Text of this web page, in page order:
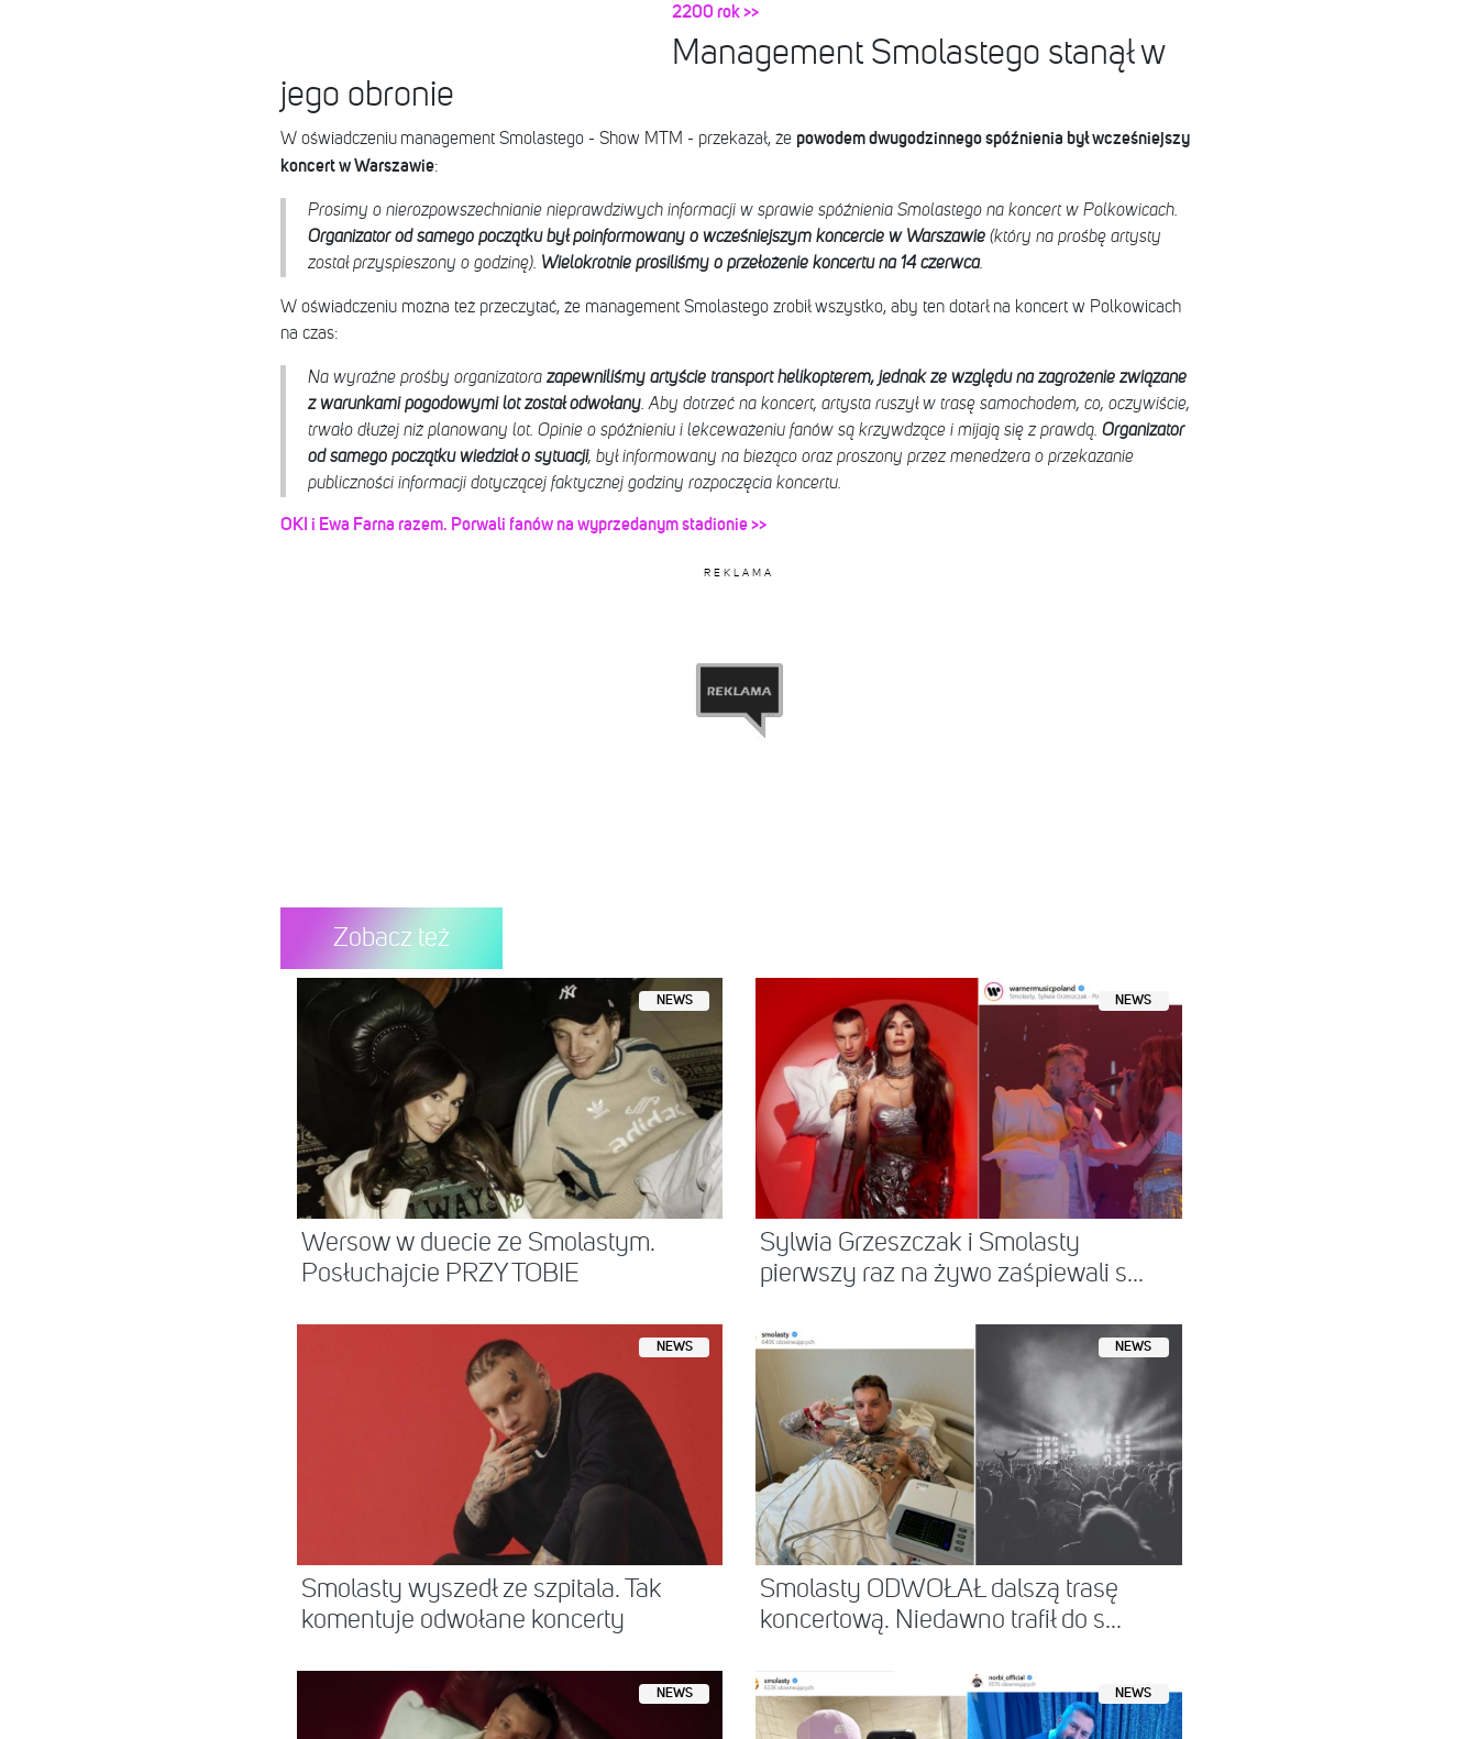
2200 rok >>
Management Smolastego stanął w
jego obronie
W oświadczeniu management Smolastego - Show MTM - przekazał, że powodem dwugodzinnego spóźnienia był wcześniejszy
koncert w Warszawie:
Prosimy o nierozpowszechnianie nieprawdziwych informacji w sprawie spóźnienia Smolastego na koncert w Polkowicach.
Organizator od samego początku był poinformowany o wcześniejszym koncercie w Warszawie(który na prośbę artysty
został przyspieszony o godzinę). Wielokrotnie prosiliśmy o przełożenie koncertu na 14 czerwca.
W oświadczeniu można też przeczytać, że management Smolastego zrobił wszystko, aby ten dotarł na koncert w Polkowicach
na czas:
Na wyraźne prośby organizatora zapewniliśmy artyście transport helikopterem, jednak ze względu na zagrożenie związane
z warunkami pogodowymi lot został odwołany. Aby dotrzeć na koncert, artysta ruszył w trasę samochodem, co, oczywiście,
trwało dłużej niż planowany lot. Opinie o spóźnieniu i lekceważeniu fanów są krzywdzące i mijają się z prawdą. Organizator
od samego początku wiedział o sytuacji, był informowany na bieżąco oraz proszony przez menedżera o przekazanie
publiczności informacji dotyczącej faktycznej godziny rozpoczęcia koncertu.
OKI i Ewa Farna razem. Porwali fanów na wyprzedanym stadionie >>
REKLAMA
Zobacz też
NEWS
Wersow w duecie ze Smolastym.
Posłuchajcie PRZY TOBIE
NEWS
Sylwia Grzeszczak i Smolasty
pierwszy raz na żywo zaśpiewali s...
NEWS
Smolasty wyszedł ze szpitala. Tak
komentuje odwołane koncerty
NEWS
Smolasty ODWOŁAŁ dalszą trasę
koncertową. Niedawno trafił do s...
NEWS NEWS